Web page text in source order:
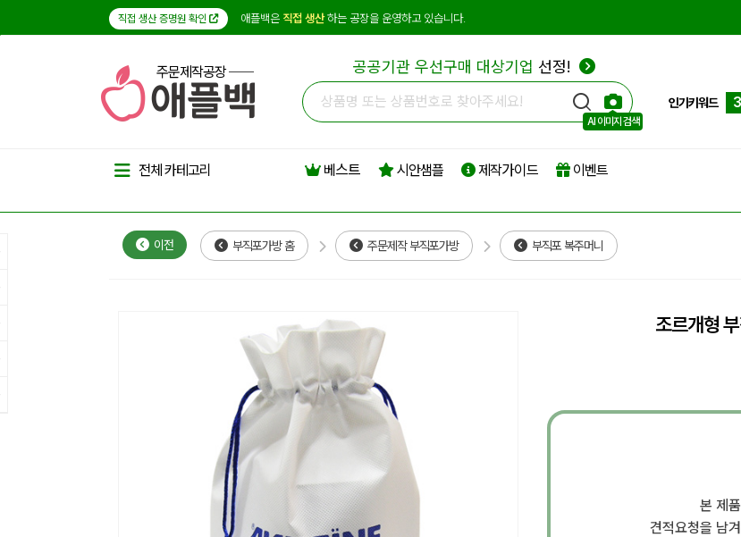
직접 생산 증명원 확인 애플백은 직접 생산하는 공장을 운영하고 있습니다.
주문제작공장 공공기관 우선구매 대상기업 선정!
AI 이미지 검색
인기키워드
1
3
10
전체 카테고리 베스트 시안샘플 제작가이드 이벤트
이전 부직포가방 홈 주문제작 부직포가방 부직포 복주머니
조르개형
본 제
견적요청을 남